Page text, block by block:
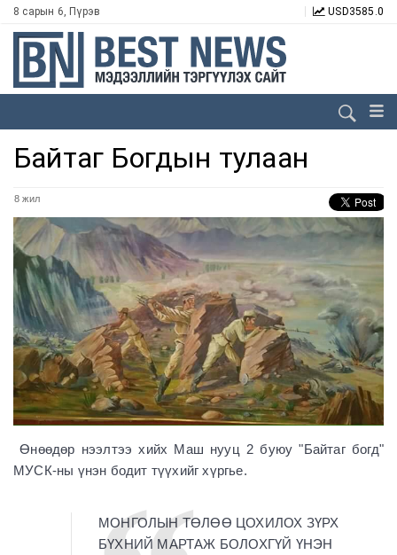
8 сарын 6, Пүрэв USD3585.0
Байтаг Богдын тулаан
8 жил
Өнөөдөр нээлтээ хийх Маш нууц 2 буюу "Байтаг богд"
МУСК-ны үнэн бодит түүхийг хүргье.
МОНГОЛЫН ТӨЛӨӨ ЦОХИЛОХ ЗҮРХ
БҮХНИЙ МАРТАЖ БОЛОХГҮЙ ҮНЭН